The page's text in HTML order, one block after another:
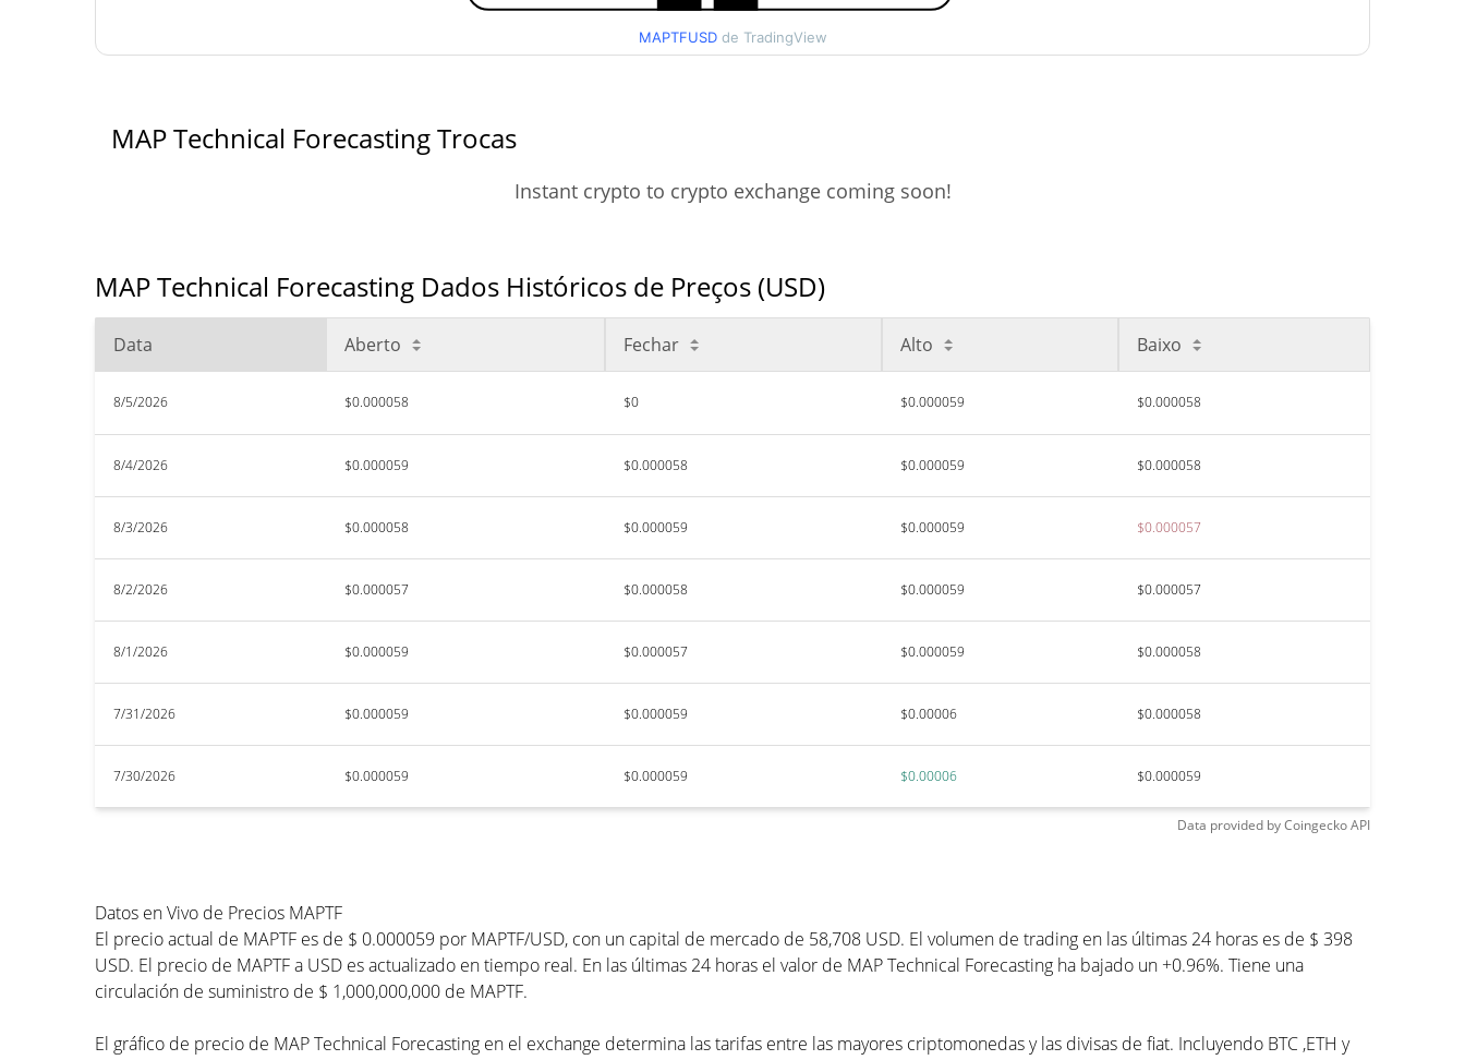
MAPTFUSD de TradingView
MAP Technical Forecasting Trocas
Instant crypto to crypto exchange coming soon!
MAP Technical Forecasting Dados Históricos de Preços (USD)
Data Aberto Fechar Alto Baixo
8/5/2026 $0.000058 $0 $0.000059 $0.000058
8/4/2026 $0.000059 $0.000058 $0.000059 $0.000058
8/3/2026 $0.000058 $0.000059 $0.000059 $0.000057
8/2/2026 $0.000057 $0.000058 $0.000059 $0.000057
8/1/2026 $0.000059 $0.000057 $0.000059 $0.000058
7/31/2026 $0.000059 $0.000059 $0.00006 $0.000058
7/30/2026 $0.000059 $0.000059 $0.00006 $0.000059
Data provided byCoingeckoAPI
Datos en Vivo de Precios MAPTF
El precio actual de MAPTF es de $ 0.000059 por MAPTF/USD, con un capital de mercado de 58,708 USD. El volumen de trading en las últimas 24 horas es de $ 398
USD. El precio de MAPTF a USD es actualizado en tiempo real. En las últimas 24 horas el valor de MAP Technical Forecasting ha bajado un +0.96%. Tiene una
circulación de suministro de $ 1,000,000,000 de MAPTF.
El gráfico de precio de MAP Technical Forecasting en el exchange determina las tarifas entre las mayores criptomonedas y las divisas de fiat. Incluyendo BTC ,ETH y